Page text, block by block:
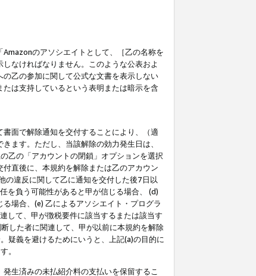
のアソシエイトとして、［乙の名称を
なければなりません。このような公表およ
乙の参加に関して公式な文書を表示しない
は支持しているという表明または暗示を含
面で解除通知を交付することにより、（適
ます。ただし、当該解除の効力発生日は、
乙の「アカウントの閉鎖」オプションを選択
直後に、本規約を解除または乙のアカウン
の違反に関して乙に通知を交付した後7日以
を負う可能性があると甲が信じる場合、 (d)
場合、(e) 乙によるアソシエイト・プログラ
して、甲が徴税要件に該当するまたは該当す
した者に関連して、甲が以前に本規約を解除
疑義を避けるためにいうと、上記(a)の目的に
。
生済みの未払紹介料の支払いを保留するこ